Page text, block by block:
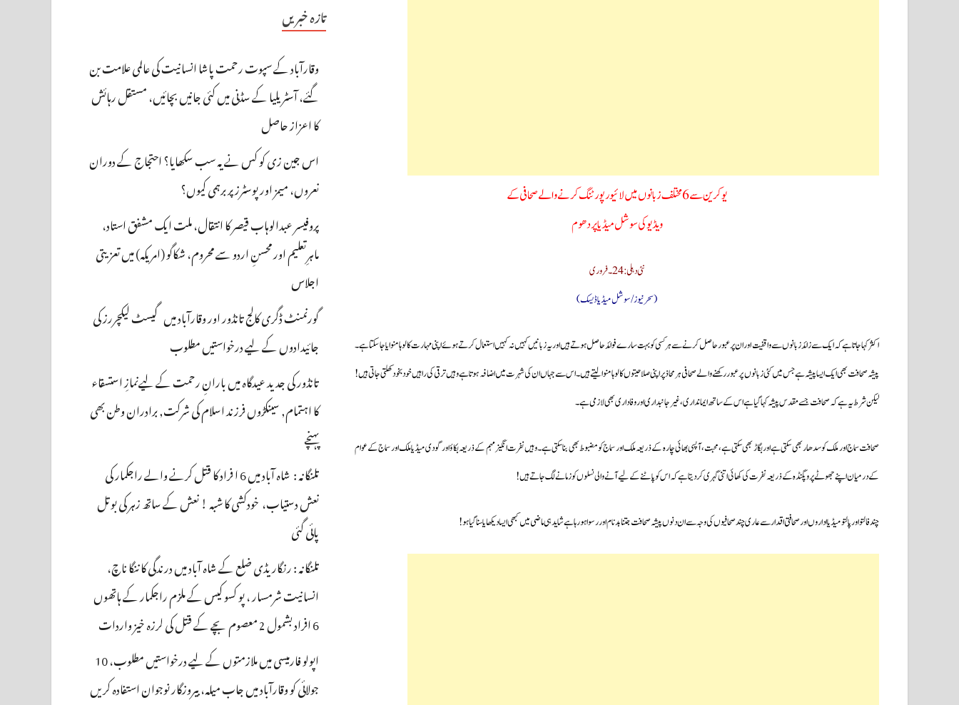
یوکرین سے 6 مختلف زبانوں میں لائیو رپورٹنگ کرنے والےصحافی کے
ویڈیو کی سوشل میڈیا پر دھوم
نئی دہلی: 24۔فروری
(سحرنیوز/سوشل میڈیا ڈیسک)
اکثر کہا جاتا ہے کہ ایک سے زائد زبانوں سے واقفیت اور ان پر عبور حاصل کرنے سے ہر کسی کو بہت سارے فوائد حاصل ہوتے ہیں اور یہ زبانیں کہیں نہ کہیں استعمال کرتے ہوئے اپنی مہارت کا لوہا منوایا جاسکتا ہے۔
پیشہ صحافت بھی ایک ایسا پیشہ ہے جس میں کئی زبانوں پر عبور رکھنے والے صحافی ہر محاذ پر اپنی صلاحیتوں کا لوہا منوالیتے ہیں۔اس سے جہاں ان کی شہرت میں اضافہ ہوتا ہے وہیں ترقی کی راہیں خود بخود کھلتی جاتی ہیں!
لیکن شرط یہ ہے کہ صحافت جسے مقدس پیشہ کہا گیا ہے اس کے ساتھ ایمانداری،غیر جانبداری اور وفاداری بھی لازمی ہے۔
صحافت سماج اور ملک کو سدھار بھی سکتی ہے اور بگاڑ بھی سکتی ہے،محبت،آپسی بھائی چارہ کے ذریعہ ملک اور سماج کو مضبوط بھی بناسکتی ہے۔وہیں نفرت انگیز مہم کے ذریعہ بکاؤ اور گودی میڈیا ملک اور سماج کے عوام
کے درمیان اپنے جھوٹے پروپگنڈہ کے ذریعہ نفرت کی کھائی اتنی گہری کردیتا ہے کہ اس کو پاٹنے کے لیے آنے والی نسلوں کو زمانے لگ جاتے ہیں!
چند فالتو اور پالتو میڈیا اداروں اور صحافتی اقدار سے عاری چند صحافیوں کی وجہ سے ان دنوں پیشہ صحافت جتنا بدنام اور رسوا ہورہا ہے شاید ہی ماضی میں کبھی ایسا دیکھا یا سنا گیا ہو!
تازہ خبریں
وقارآباد کے سپوت رحمت پاشا انسانیت کی عالمی علامت بن
گئے، آسٹریلیا کے سڈنی میں کئی جانیں بچائیں، مستقل رہائش
کا اعزاز حاصل
اس جین زی کو کس نے یہ سب سکھایا؟ احتجاج کے دوران
نعروں، میمز اور پوسٹرز پر برہمی کیوں؟
پروفیسر عبدالوہاب قیصر کا انتقال، ملت ایک مشفق استاد،
ماہرِتعلیم اور محسنِ اردو سے محروم، شکاگو (امریکہ) میں تعزیتی
اجلاس
گورنمنٹ ڈگری کالج تانڈور اور وقارآباد میں گیسٹ لیکچررز کی
جائیدادوں کے لیے درخواستیں مطلوب
تانڈور کی جدید عیدگاہ میں بارانِ رحمت کے لیےنمازِ استسقاء
کا اہتمام, سینکڑوں فرزند اسلام کی شرکت, برادران وطن بھی
پہنچے
تلنگانہ : شاہ آباد میں 6 ا فراد کا قتل کرنے والے راجکمار کی
نعش دستیاب، خودکشی کا شبہ ! نعش کے ساتھ زہر کی بوتل
پائی گئی
تلنگانہ : رنگاریڈی ضلع کے شاہ آباد میں درندگی کا ننگا ناچ،
انسانیت شرمسار ، پو کسو کیس کے ملزم راجکمار کے ہاتھوں
6 افراد بشمول 2 معصوم بچے کے قتل کی لرزہ خیز واردات
اپولو فارمیسی میں ملازمتوں کے لیے درخواستیں مطلوب، 10
جولائی کو وقارآباد میں جاب میلہ، بیروزگار نوجوان استفادہ کریں